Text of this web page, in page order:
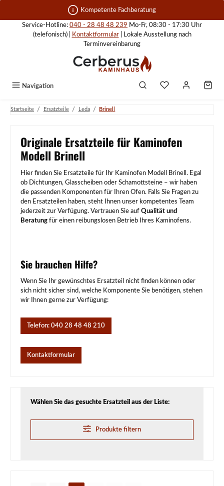
Zum Hauptinhalt springen Kompetente Fachberatung
Service-Hotline: 040 - 28 48 48 239 Mo-Fr, 08:30 - 17:30 Uhr
(telefonisch) |
Kontaktformular| Lokale Ausstellung nach
Terminvereinbarung
Navigation
Startseite / Ersatzteile / Leda / Brinell
Originale Ersatzteile für Kaminofen
Modell Brinell
Hier finden Sie Ersatzteile für Ihr Kaminofen Modell Brinell. Egal
ob Dichtungen, Glasscheiben oder Schamottsteine – wir haben
die passenden Komponenten für Ihren Ofen. Falls Sie Fragen zu
den Ersatzteilen haben, steht Ihnen unser kompetentes Team
jederzeit zur Verfügung. Vertrauen Sie auf Qualität und
Beratung für einen reibungslosen Betrieb Ihres Kaminofens.
Sie brauchen Hilfe?
Wenn Sie Ihr gewünschtes Ersatzteil nicht finden können oder
sich nicht sicher sind, welche Komponente Sie benötigen, stehen
wir Ihnen gerne zur Verfügung:
Telefon: 040 28 48 48 210
Kontaktformular
Wählen Sie das gesuchte Ersatzteil aus der Liste:
Produkte filtern